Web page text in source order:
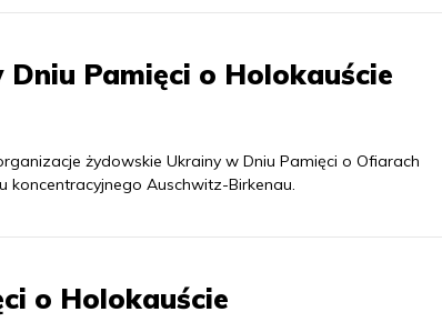
Pamięci o Holokauście
żydowskie Ukrainy w Dniu Pamięci o Ofiarach
Auschwitz-Birkenau.
o Holokauście